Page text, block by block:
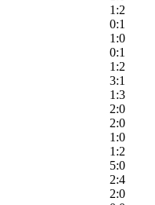
1:2
0:1
1:0
0:1
1:2
3:1
1:3
2:0
2:0
1:0
1:2
5:0
2:4
2:0